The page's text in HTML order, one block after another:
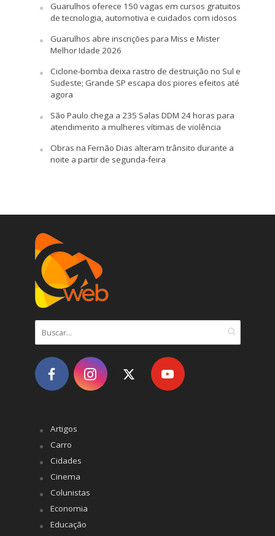
Guarulhos oferece 150 vagas em cursos gratuitos
de tecnologia, automotiva e cuidados com idosos
Guarulhos abre inscrições para Miss e Mister
Melhor Idade 2026
Ciclone-bomba deixa rastro de destruição no Sul e
Sudeste; Grande SP escapa dos piores efeitos até
agora
São Paulo chega a 235 Salas DDM 24 horas para
atendimento a mulheres vítimas de violência
Obras na Fernão Dias alteram trânsito durante a
noite a partir de segunda-feira
Artigos
Carro
Cidades
Cinema
Colunistas
Economia
Educação